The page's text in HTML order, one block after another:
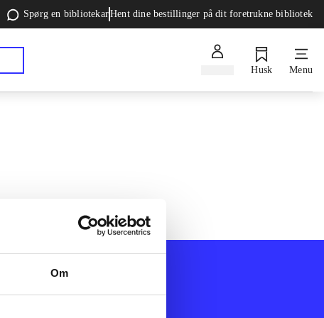
Om
Spørg en bibliotekarHent dine bestillinger på dit foretrukne bibliotek
Husk Menu
Afdelinger